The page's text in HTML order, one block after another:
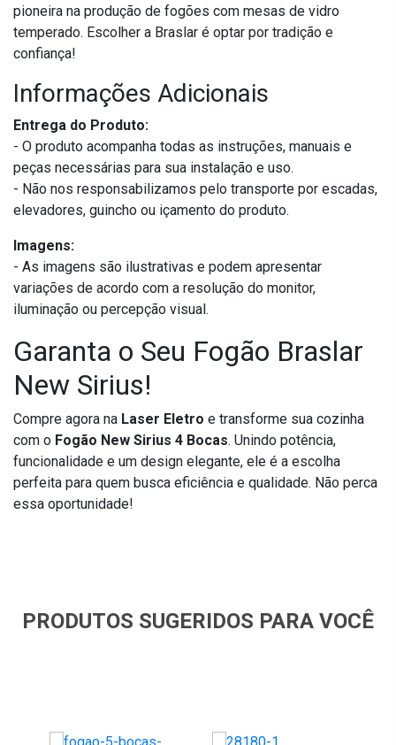
pioneira na produção de fogões com mesas de vidro
temperado. Escolher a Braslar é optar por tradição e
confiança!
Informações Adicionais
Entrega do Produto:
- O produto acompanha todas as instruções, manuais e
peças necessárias para sua instalação e uso.
- Não nos responsabilizamos pelo transporte por escadas,
elevadores, guincho ou içamento do produto.
Imagens:
- As imagens são ilustrativas e podem apresentar
variações de acordo com a resolução do monitor,
iluminação ou percepção visual.
Garanta o Seu Fogão Braslar
New Sirius!
Compre agora na Laser Eletro e transforme sua cozinha
com o Fogão New Sirius 4 Bocas. Unindo potência,
funcionalidade e um design elegante, ele é a escolha
perfeita para quem busca eficiência e qualidade. Não perca
essa oportunidade!
PRODUTOS SUGERIDOS PARA VOCÊ